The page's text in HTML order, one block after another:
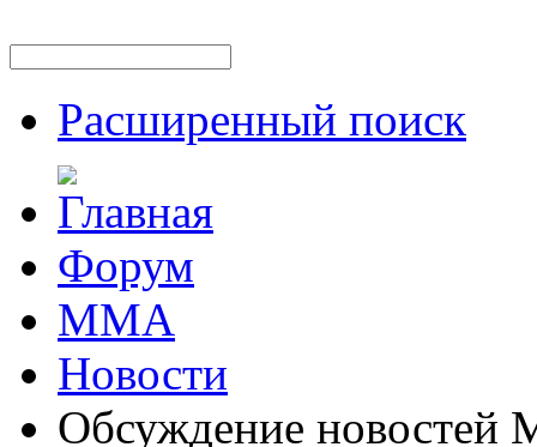
Расширенный поиск
Форум
ММА
Новости
Обсуждение